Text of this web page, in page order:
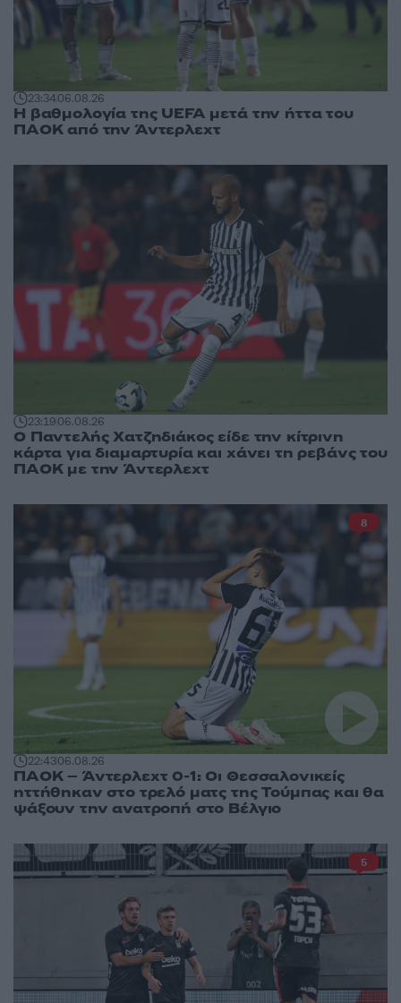
23:3406.08.26
Η βαθμολογία της UEFA μετά την ήττα του
ΠΑΟΚ από την Άντερλεχτ
23:1906.08.26
Ο Παντελής Χατζηδιάκος είδε την κίτρινη
κάρτα για διαμαρτυρία και χάνει τη ρεβάνς του
ΠΑΟΚ με την Άντερλεχτ
22:4306.08.26
ΠΑΟΚ – Άντερλεχτ 0-1: Οι Θεσσαλονικείς
ηττήθηκαν στο τρελό ματς της Τούμπας και θα
ψάξουν την ανατροπή στο Βέλγιο
8
5